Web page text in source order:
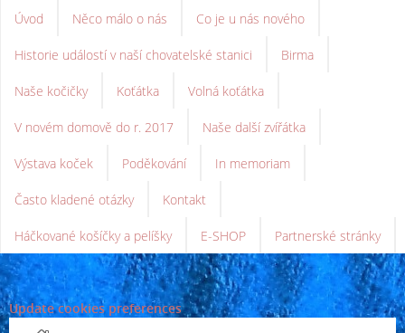
Úvod Něco málo o nás Co je u nás nového
Historie událostí v naší chovatelské stanici Birma
Naše kočičky Koťátka Volná koťátka
V novém domově do r. 2017 Naše další zvířátka
Výstava koček Poděkování In memoriam
Často kladené otázky Kontakt
Háčkované košíčky a pelíšky E-SHOP Partnerské stránky
Update cookies preferences